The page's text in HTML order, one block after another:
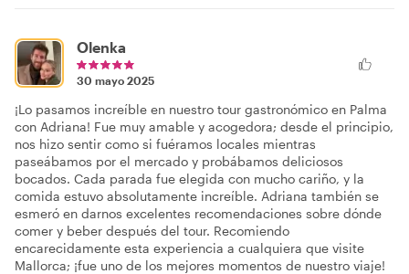
Olenka
30 mayo 2025
¡Lo pasamos increíble en nuestro tour gastronómico en Palma
con Adriana! Fue muy amable y acogedora; desde el principio,
nos hizo sentir como si fuéramos locales mientras
paseábamos por el mercado y probábamos deliciosos
bocados. Cada parada fue elegida con mucho cariño, y la
comida estuvo absolutamente increíble. Adriana también se
esmeró en darnos excelentes recomendaciones sobre dónde
comer y beber después del tour. Recomiendo
encarecidamente esta experiencia a cualquiera que visite
Mallorca; ¡fue uno de los mejores momentos de nuestro viaje!